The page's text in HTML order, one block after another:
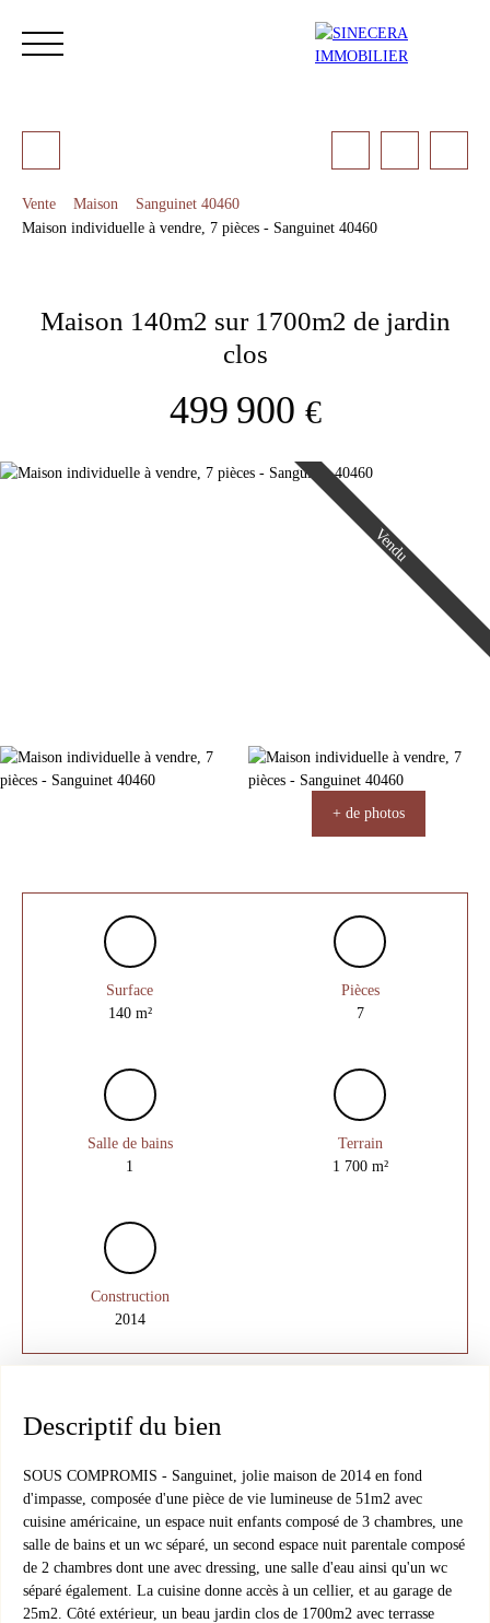
Estimation
Vente Maison
Sanguinet 40460
Maison individuelle à vendre, 7 pièces - Sanguinet 40460
Maison 140m2 sur 1700m2 de jardin
clos
499 900 €
Vendu
+ de photos
Surface
140 m²
Pièces
7
Salle de bains
1
Terrain
1 700 m²
Construction
2014
Descriptif du bien
SOUS COMPROMIS - Sanguinet, jolie maison de 2014 en fond
d'impasse, composée d'une pièce de vie lumineuse de 51m2 avec
cuisine américaine, un espace nuit enfants composé de 3 chambres, une
salle de bains et un wc séparé, un second espace nuit parentale composé
de 2 chambres dont une avec dressing, une salle d'eau ainsi qu'un wc
séparé également. La cuisine donne accès à un cellier, et au garage de
25m2. Côté extérieur, un beau jardin clos de 1700m2 avec terrasse